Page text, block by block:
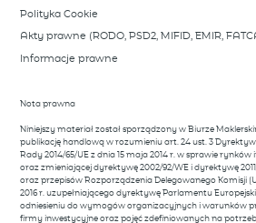
Polityka Cookie
Akty prawne (RODO, PSD2, MIFID, EMIR,
Informacje prawne
Nota prawna
Niniejszy materiał został sporządzony w Biurze
publikację handlową w rozumieniu art. 24 ust. 3
Rady 2014/65/UE z dnia 15 maja 2014 r. w sprawie
oraz zmieniającej dyrektywę 2002/92/WE i dyrektywę
oraz przepisów Rozporządzenia Delegowanego Komisji
2016 r. uzupełniającego dyrektywę Parlamentu
odniesieniu do wymogów organizacyjnych i warunków
firmy inwestycyjne oraz pojęć zdefiniowanych na